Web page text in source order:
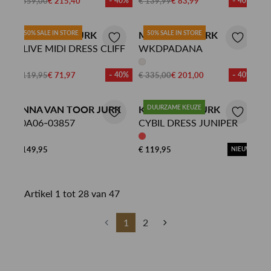
50% SALE IN STORE
KING LOUIE JURK
OLIVE MIDI DRESS CLIFF
€ 119,95€ 71,97 - 40%
50% SALE IN STORE
MAX MARA JURK
WKDPADANA
€ 335,00€ 201,00 - 40%
ANNA VAN TOOR JURK
80A06-03857
€ 149,95
DUURZAME KEUZE
KING LOUIE JURK
CYBIL DRESS JUNIPER
€ 119,95 NIEUW
Artikel 1 tot 28 van 47
1 2